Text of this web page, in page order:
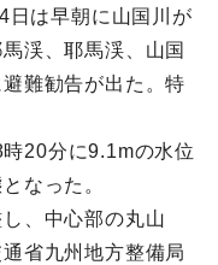
日は早朝に山国川が
渓、耶馬渓、山国
難勧告が出た。特
20分に9.1mの水位
なった。
、中心部の丸山
省九州地方整備局